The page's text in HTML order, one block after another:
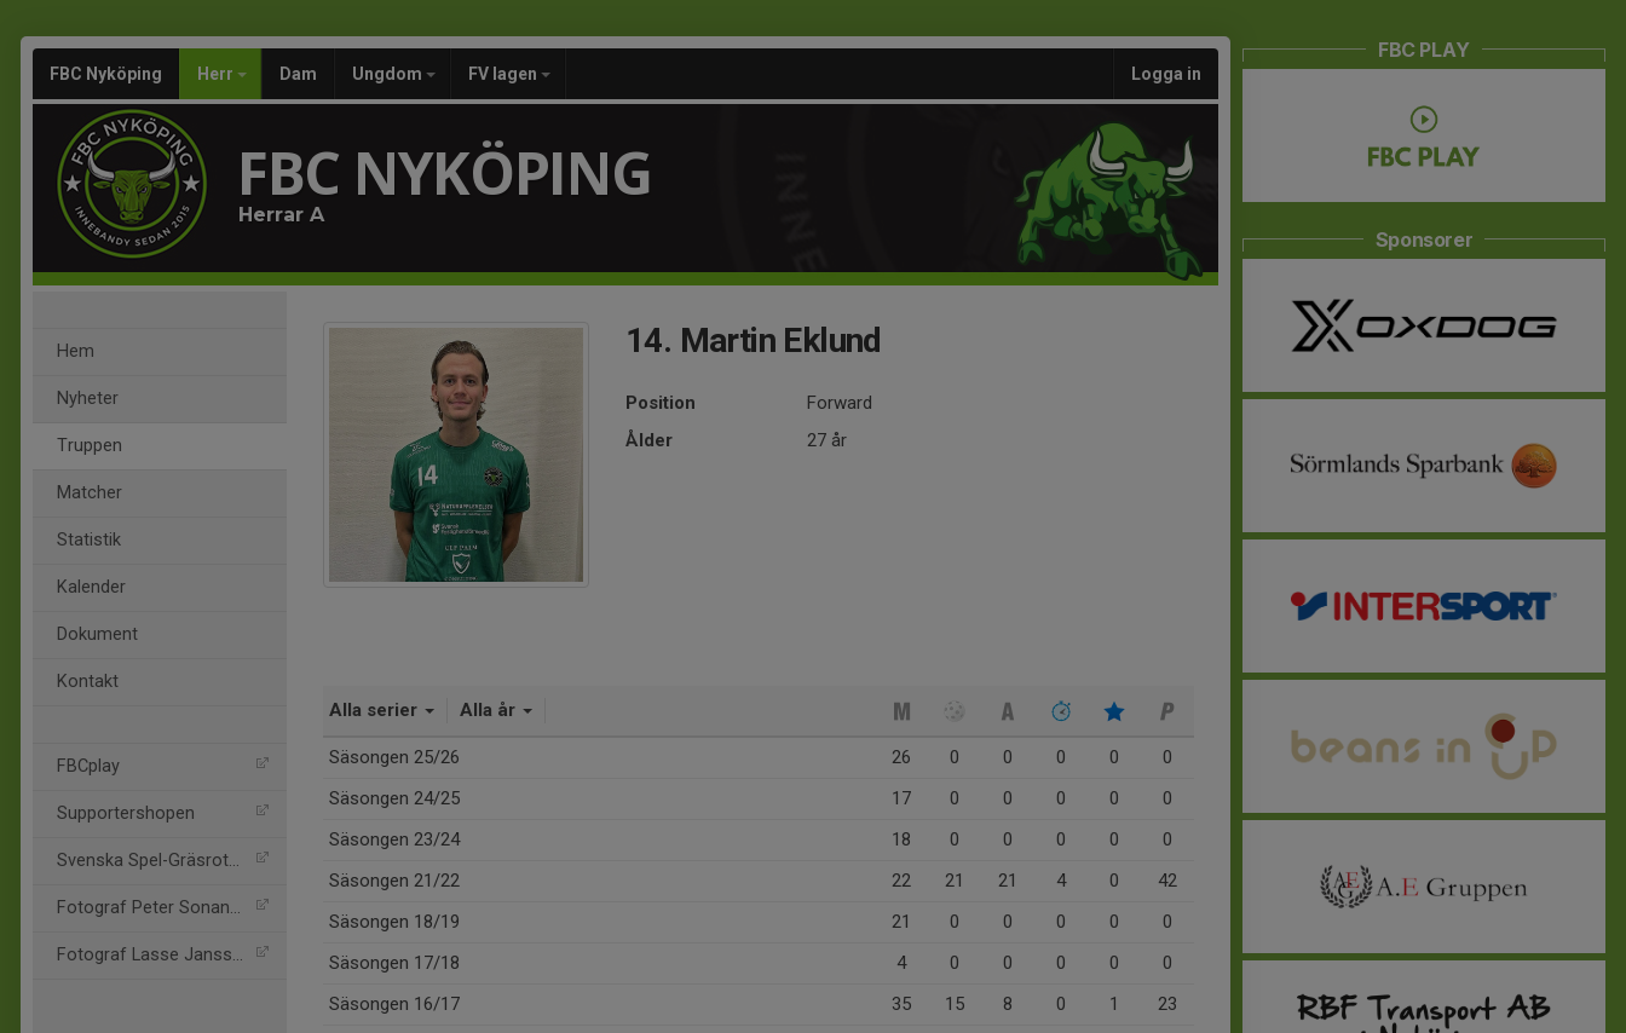
FBC Nyköping Herr Dam Ungdom FV lagen Logga in
FBC NYKÖPING
Herrar A
Hem
Nyheter
Truppen
Matcher
Statistik
Kalender
Dokument
Kontakt
FBCplay
Supportershopen
Svenska Spel-Gräsroten
Fotograf Peter Sonander
Fotograf Lasse Jansson
14. Martin Eklund
Position
Forward
Ålder
27 år
Alla serier Alla år
Säsongen 25/26 26 0 0 0 0
0
Säsongen 24/25
17 0 0 0 0
0
Säsongen 23/24
18 0 0 0 0
0
Säsongen 21/22
22 21 21 4 0
42
Säsongen 18/19
21 0 0 0 0
0
Säsongen 17/18
4 0 0 0 0
0
Säsongen 16/17
35 15 8 0 1
23
FBC PLAY
Sponsorer